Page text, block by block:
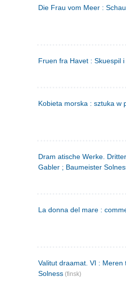
Die Frau vom Meer :
Fruen fra Havet : Skuespil
Kobieta morska : sztuka w
Dram atische Werke.
Gabler ; Baumeister
La donna del mare :
Valitut draamat. VI :
Solness (finsk)